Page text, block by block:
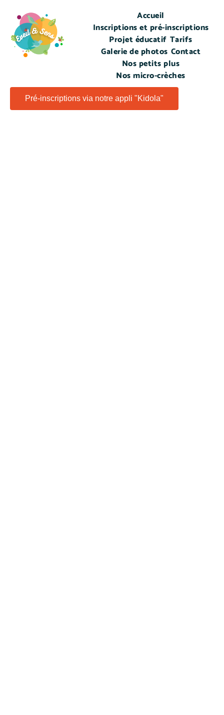
Accueil
Inscriptions et pré-inscriptions
Projet éducatif Tarifs
Galerie de photos Contact
Nos petits plus
Nos micro-crèches
Pré-inscriptions via notre appli "Kidola"